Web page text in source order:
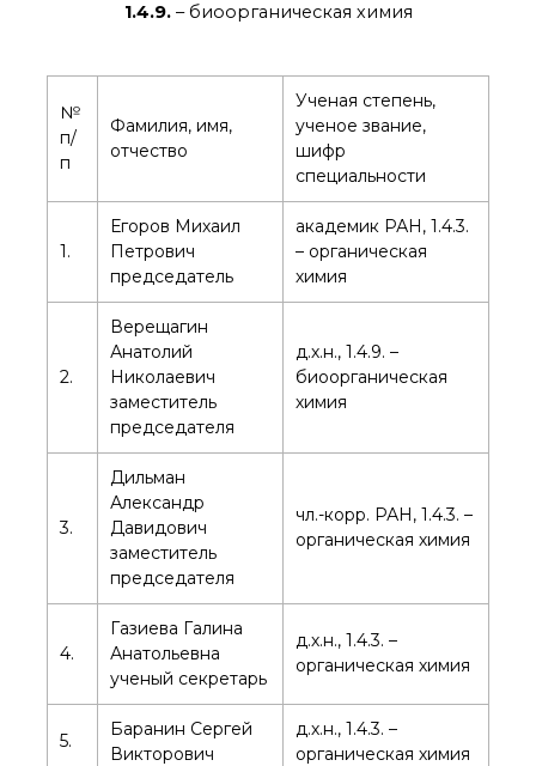
Центр коллективного
РАН (ЦКП ИОХ РАН)
Библиотека
Инфоресурсы
Документы
Контакты
направления
деятельности
Важнейшие
достижения института
Научный Совет РАН
по органической
Искусственный
интеллект (ИИ)
Аддитивные
Электронная
микроскопия
Награды сотрудников
Мероприятия
1.4.9. – биоорганическая химия
№
п/
п
Фамилия, имя,
отчество
Ученая степень,
ученое звание,
шифр
специальности
1.
Егоров Михаил
Петрович
председатель
академик РАН, 1.4.3.
– органическая
химия
2.
Верещагин
Анатолий
Николаевич
заместитель
председателя
д.х.н., 1.4.9. –
биоорганическая
химия
3.
Дильман
Александр
Давидович
заместитель
председателя
чл.-корр. РАН, 1.4.3. –
органическая химия
4.
Газиева Галина
Анатольевна
ученый секретарь
д.х.н., 1.4.3. –
органическая химия
5.
Баранин Сергей
Викторович
д.х.н., 1.4.3. –
органическая химия